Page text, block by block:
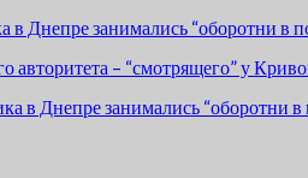
Днепре занимались “оборотни в
авторитета – “смотрящего” у
в Днепре занимались “оборотни в